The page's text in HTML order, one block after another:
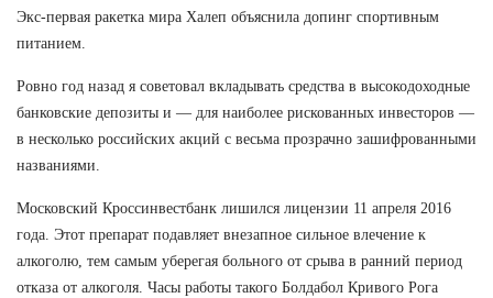
Экс-первая ракетка мира Халеп объяснила допинг спортивным
питанием.
Ровно год назад я советовал вкладывать средства в высокодоходные
банковские депозиты и — для наиболее рискованных инвесторов —
в несколько российских акций с весьма прозрачно зашифрованными
названиями.
Московский Кроссинвестбанк лишился лицензии 11 апреля 2016
года. Этот препарат подавляет внезапное сильное влечение к
алкоголю, тем самым уберегая больного от срыва в ранний период
отказа от алкоголя. Часы работы такого Болдабол Кривого Рога